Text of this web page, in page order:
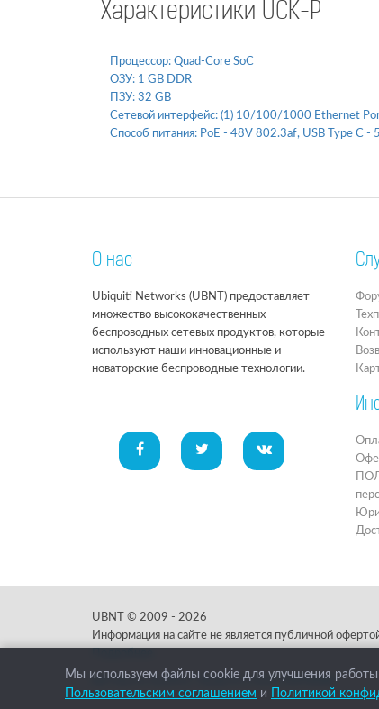
Характеристики UCK-P
Процессор: Quad-Core SoC
ОЗУ: 1 GB DDR
ПЗУ: 32 GB
Сетевой интерфейс: (1) 10/100/1000 Ethernet
Способ питания: PoE - 48V 802.3af, USB Type C -
О нас
Ubiquiti Networks (UBNT) предоставляет
множество высококачественных
беспроводных сетевых продуктов, которые
используют наши инновационные и
новаторские беспроводные технологии.
UBNT © 2009 - 2026
Информация на сайте не является публичной
Нашли ошибку? Выдели и жми:Ctrl+Enter
Мы используем файлы cookie для улучшения работы
Пользовательским соглашением и Политикой